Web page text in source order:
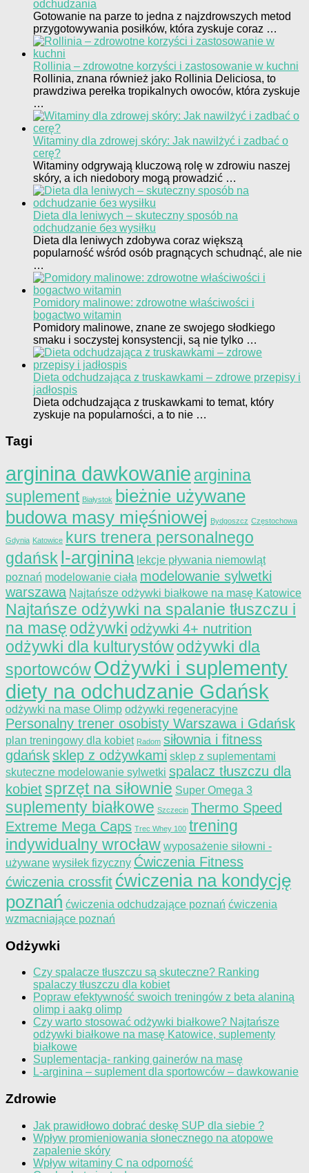
odchudzania
Gotowanie na parze to jedna z najzdrowszych metod
przygotowywania posiłków, która zyskuje coraz …
Rollinia – zdrowotne korzyści i zastosowanie w kuchni
Rollinia, znana również jako Rollinia Deliciosa, to
prawdziwa perełka tropikalnych owoców, która zyskuje
…
Witaminy dla zdrowej skóry: Jak nawilżyć i zadbać o
cerę?
Witaminy odgrywają kluczową rolę w zdrowiu naszej
skóry, a ich niedobory mogą prowadzić …
Dieta dla leniwych – skuteczny sposób na
odchudzanie без wysiłku
Dieta dla leniwych zdobywa coraz większą
popularność wśród osób pragnących schudnąć, ale nie
…
Pomidory malinowe: zdrowotne właściwości i
bogactwo witamin
Pomidory malinowe, znane ze swojego słodkiego
smaku i soczystej konsystencji, są nie tylko …
Dieta odchudzająca z truskawkami – zdrowe przepisy i
jadłospis
Dieta odchudzająca z truskawkami to temat, który
zyskuje na popularności, a to nie …
Tagi
arginina dawkowanie arginina
suplement Białystok bieżnie używane
budowa masy mięśniowej Bydgoszcz Częstochowa
Gdynia Katowice kurs trenera personalnego
gdańsk l-arginina lekcje pływania niemowląt
poznań modelowanie ciała modelowanie sylwetki
warszawa Najtańsze odżywki białkowe na masę Katowice
Najtańsze odżywki na spalanie tłuszczu i
na masę odżywki odżywki 4+ nutrition
odżywki dla kulturystówodżywki dla
sportowcówOdżywki i suplementy
diety na odchudzanie Gdańsk
odżywki na mase Olimp odżywki regeneracyjne
Personalny trener osobisty Warszawa i Gdańsk
plan treningowy dla kobiet Radom siłownia i fitness
gdańsksklep z odżywkami sklep z suplementami
skuteczne modelowanie sylwetki spalacz tłuszczu dla
kobiet sprzęt na siłownie Super Omega 3
suplementy białkowe Szczecin Thermo Speed
Extreme Mega Caps Trec Whey 100 trening
indywidualny wrocław wyposażenie siłowni -
używane wysiłek fizyczny Ćwiczenia Fitness
ćwiczenia crossfit ćwiczenia na kondycję
poznań ćwiczenia odchudzające poznań ćwiczenia
wzmacniające poznań
Odżywki
Czy spalacze tłuszczu są skuteczne? Ranking
spalaczy tłuszczu dla kobiet
Popraw efektywność swoich treningów z beta alaniną
olimp i aakg olimp
Czy warto stosować odżywki białkowe? Najtańsze
odżywki białkowe na masę Katowice, suplementy
białkowe
Suplementacja- ranking gainerów na masę
L-arginina – suplement dla sportowców – dawkowanie
Zdrowie
Jak prawidłowo dobrać deskę SUP dla siebie ?
Wpływ promieniowania słonecznego na atopowe
zapalenie skóry
Wpływ witaminy C na odporność